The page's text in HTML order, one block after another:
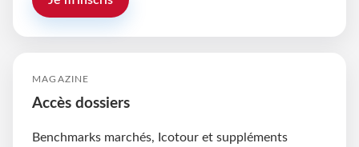
MAGAZINE
Accès dossiers
Benchmarks marchés, Icotour et suppléments